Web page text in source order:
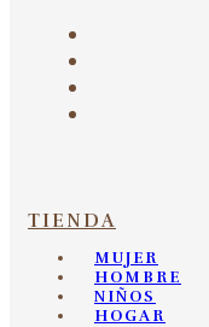
TIENDA
MUJER
HOMBRE
NIÑOS
HOGAR